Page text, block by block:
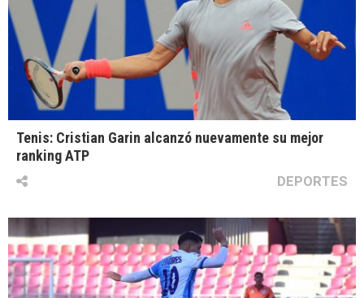
Tenis: Cristian Garin alcanzó nuevamente su mejor
ranking ATP
DEPORTES